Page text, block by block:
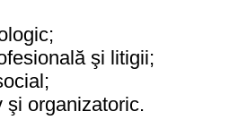
şi litigii;
şi organizatoric.